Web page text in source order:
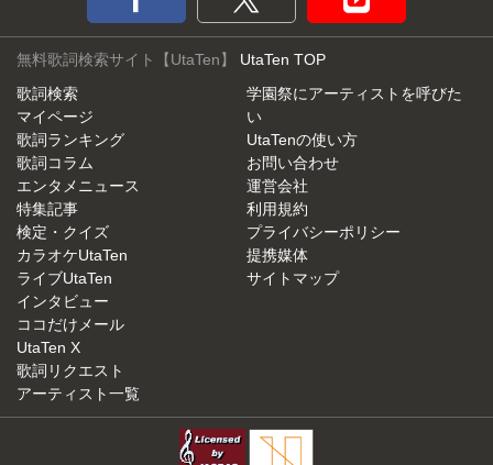
無料歌詞検索サイト【UtaTen】 UtaTen TOP
歌詞検索
マイページ
歌詞ランキング
歌詞コラム
エンタメニュース
特集記事
検定・クイズ
カラオケUtaTen
ライブUtaTen
インタビュー
ココだけメール
UtaTen X
歌詞リクエスト
アーティスト一覧
学園祭にアーティストを呼びた
い
UtaTenの使い方
お問い合わせ
運営会社
利用規約
プライバシーポリシー
提携媒体
サイトマップ